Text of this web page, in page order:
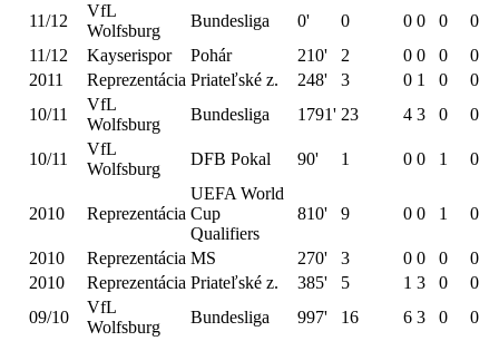
11/12
VfL
Wolfsburg
Bundesliga 0' 0 0 0 0
0
11/12
Kayserispor Pohár 210' 2 0 0 0
0
2011
Reprezentácia Priateľské z. 248' 3 0 1 0
0
10/11
VfL
Wolfsburg
Bundesliga 1791' 23 4 3 0 0
10/11
VfL
Wolfsburg
DFB Pokal 90' 1 0 0 1 0
2010 Reprezentácia
UEFA World
Cup
Qualifiers
810' 9 0 0 1 0
2010 Reprezentácia MS 270' 3 0 0 0
0
2010
Reprezentácia Priateľské z. 385' 5 1 3 0
0
09/10
VfL
Wolfsburg
Bundesliga 997' 16 6 3 0 0